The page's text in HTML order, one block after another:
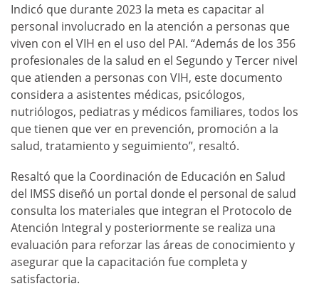
Indicó que durante 2023 la meta es capacitar al
personal involucrado en la atención a personas que
viven con el VIH en el uso del PAI. “Además de los 356
profesionales de la salud en el Segundo y Tercer nivel
que atienden a personas con VIH, este documento
considera a asistentes médicas, psicólogos,
nutriólogos, pediatras y médicos familiares, todos los
que tienen que ver en prevención, promoción a la
salud, tratamiento y seguimiento”, resaltó.
Resaltó que la Coordinación de Educación en Salud
del IMSS diseñó un portal donde el personal de salud
consulta los materiales que integran el Protocolo de
Atención Integral y posteriormente se realiza una
evaluación para reforzar las áreas de conocimiento y
asegurar que la capacitación fue completa y
satisfactoria.